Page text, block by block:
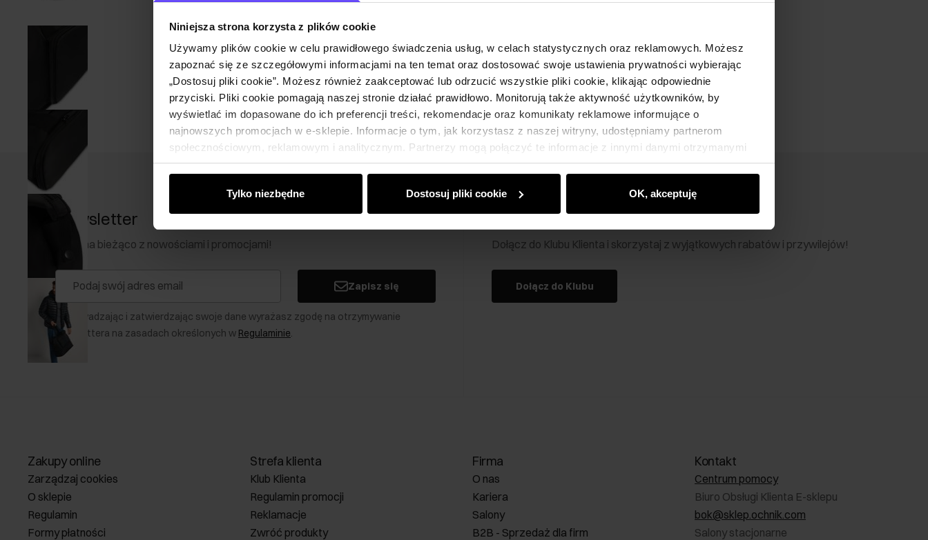
Niniejsza strona korzysta z plików cookie
Używamy plików cookie w celu prawidłowego świadczenia usług, w celach statystycznych oraz reklamowych. Możesz
zapoznać się ze szczegółowymi informacjami na ten temat oraz dostosować swoje ustawienia prywatności wybierając
„Dostosuj pliki cookie”. Możesz również zaakceptować lub odrzucić wszystkie pliki cookie, klikając odpowiednie
przyciski. Pliki cookie pomagają naszej stronie działać prawidłowo. Monitorują także aktywność użytkowników, by
wyświetlać im dopasowane do ich preferencji treści, rekomendacje oraz komunikaty reklamowe informujące o
najnowszych promocjach w e-sklepie. Informacje o tym, jak korzystasz z naszej witryny, udostępniamy partnerom
społecznościowym, reklamowym i analitycznym. Partnerzy mogą połączyć te informacje z innymi danymi otrzymanymi
od Ciebie lub uzyskanymi podczas korzystania z ich usług.
Tylko niezbędne Dostosuj pliki cookie OK, akceptuję
Newsletter
Bądź na bieżąco z nowościami i promocjami!
Zapisz się
Wprowadzając i zatwierdzając swoje dane wyrażasz zgodę na otrzymywanie
newslettera na zasadach określonych w Regulaminie.
Klub Klienta Ochnik
Dołącz do Klubu Klienta i skorzystaj z wyjątkowych rabatów i przywilejów!
Dołącz do Klubu
Zakupy online
Zarządzaj cookies
O sklepie
Regulamin
Formy płatności
Strefa klienta
Klub Klienta
Regulamin promocji
Reklamacje
Zwróć produkty
Firma
O nas
Kariera
Salony
B2B - Sprzedaż dla firm
Kontakt
Centrum pomocy
Biuro Obsługi Klienta E-sklepu
bok@sklep.ochnik.com
Salony stacjonarne